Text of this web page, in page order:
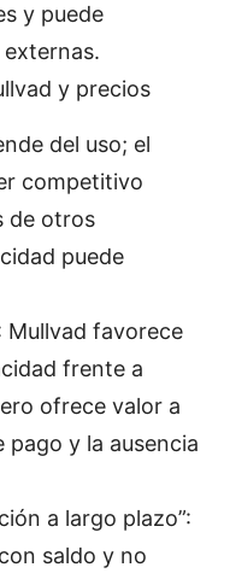
y puede
y precios
del uso; el
competitivo
de otros
puede
Mullvad favorece
frente a
ofrece valor a
pago y la ausencia
a largo plazo”:
saldo y no